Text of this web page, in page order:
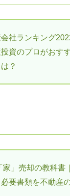
社ランキング
資のプロがおす
？
家」売却の教科書
要書類を不動産